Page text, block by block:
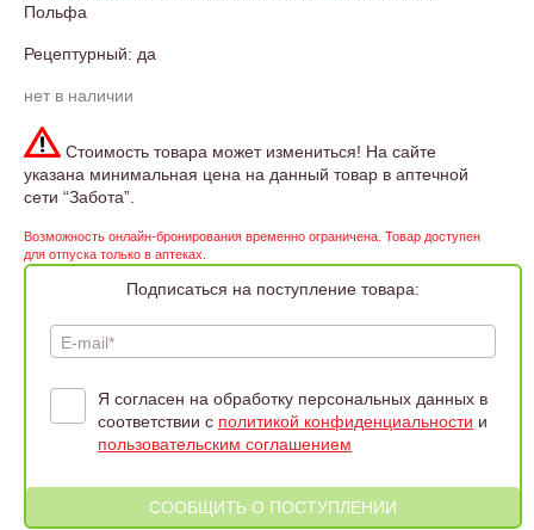
Польфа
Рецептурный: да
нет в наличии
Стоимость товара может измениться! На сайте
указана минимальная цена на данный товар в аптечной
сети “Забота”.
Возможность онлайн-бронирования временно ограничена. Товар доступен
для отпуска только в аптеках.
Подписаться на поступление товара:
E-mail*
Я согласен на обработку персональных данных в
соответствии с политикой конфиденциальности и
пользовательским соглашением